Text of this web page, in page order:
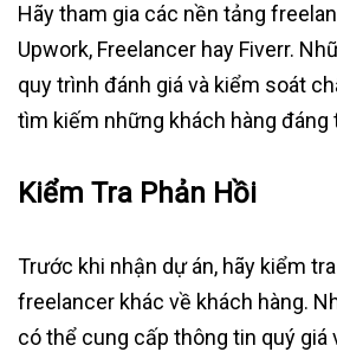
Hãy tham gia các nền tảng
Upwork, Freelancer hay Fiverr.
quy trình đánh giá và kiểm soát
tìm kiếm những khách hàng đáng
Kiểm Tra Phản Hồi
Trước khi nhận dự án, hãy kiểm
freelancer khác về khách hàng.
có thể cung cấp thông tin quý giá